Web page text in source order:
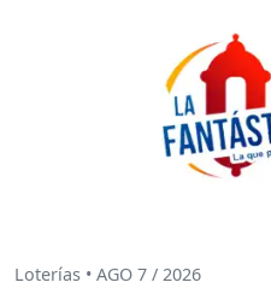
Loterías • AGO 7 / 2026